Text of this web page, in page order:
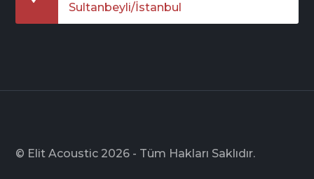
Sultanbeyli/İstanbul
© Elit Acoustic 2026 - Tüm Hakları Saklıdır.